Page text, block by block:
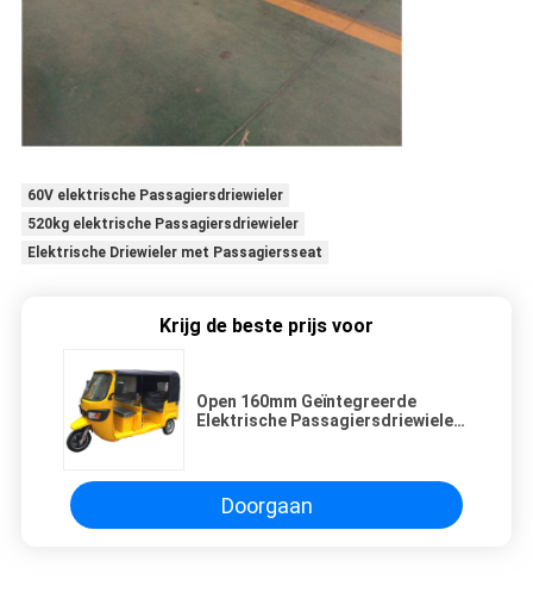
60V elektrische Passagiersdriewieler
520kg elektrische Passagiersdriewieler
Elektrische Driewieler met Passagiersseat
Krijg de beste prijs voor
Open 160mm Geïntegreerde
Elektrische Passagiersdriewieler
Doorgaan